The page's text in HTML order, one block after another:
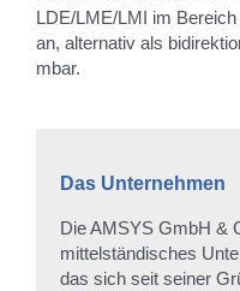
LDE/LME/LMI im
an, alternativ als
mbar.
Das Unternehmen
Die AMSYS GmbH &
mittelständisches
das sich seit seiner